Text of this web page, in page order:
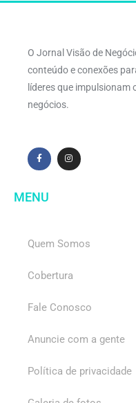
O Jornal Visão de
conteúdo e conexões
líderes que impulsionam
negócios.
MENU
Quem Somos
Cobertura
Fale Conosco
Anuncie com a gente
Política de privacidade